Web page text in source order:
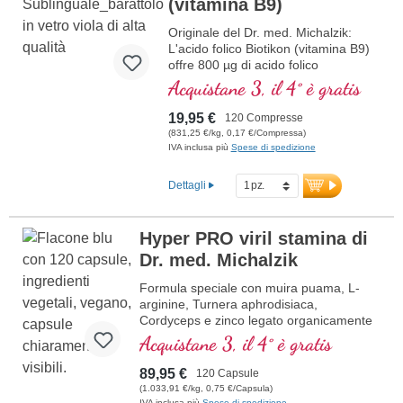
(vitamina B9)
Originale del Dr. med. Michalzik:
L'acido folico Biotikon (vitamina B9)
offre 800 µg di acido folico
biologicamente attivo per
compressa, sotto forma di
metiltetraidrofolato (5-MTHF),
particolarmente ben assorbito
dall'organismo. L'acido folico
del sangue e alla funzione del
sistema immunitario. Privo di
alluminio. Prodotto in Germania
secondo i più alti standard di qualità.
folico
Acquistane 3, il 4° è gratis
19,95 € 120 Compresse
(831,25 €/kg, 0,17 €/Compressa)
IVA inclusa più Spese di spedizione
Dettagli
Hyper PRO viril stamina di
Dr. med. Michalzik
Formula speciale con muira puama, L-
arginine, Turnera aphrodisiaca,
Cordyceps e zinco legato organicamente
che aiutano la fertilità e un normale livello
di testosterone nel sangue.
Acquistane 3, il 4° è gratis
89,95 € 120 Capsule
(1.033,91 €/kg, 0,75 €/Capsula)